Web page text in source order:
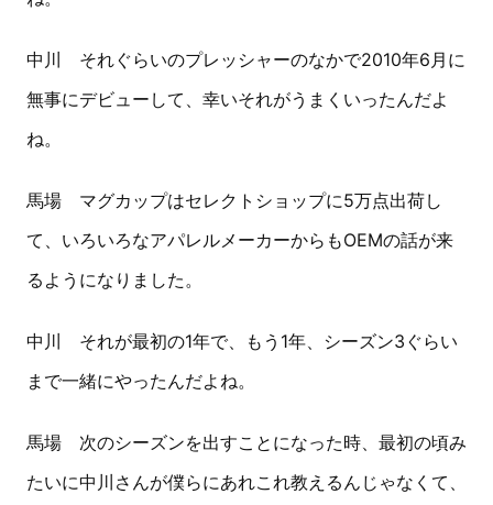
中川 それぐらいのプレッシャーのなかで2010年6月に
無事にデビューして、幸いそれがうまくいったんだよ
ね。
馬場 マグカップはセレクトショップに5万点出荷し
て、いろいろなアパレルメーカーからもOEMの話が来
るようになりました。
中川 それが最初の1年で、もう1年、シーズン3ぐらい
まで一緒にやったんだよね。
馬場 次のシーズンを出すことになった時、最初の頃み
たいに中川さんが僕らにあれこれ教えるんじゃなくて、